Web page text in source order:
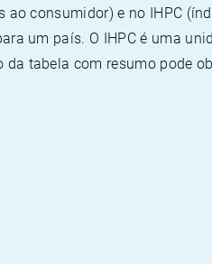
consumidor) e no IHPC
um país. O IHPC é uma
tabela com resumo pode